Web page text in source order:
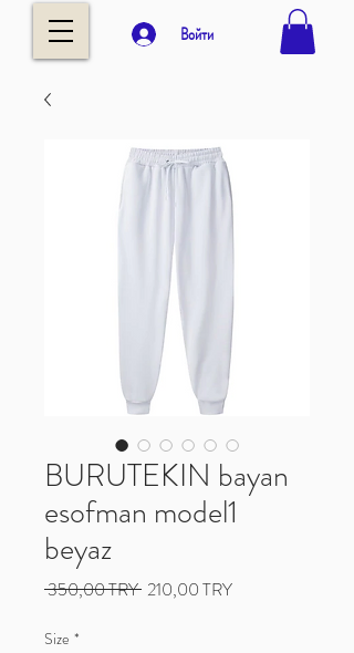
Войти
BURUTEKIN bayan
esofman model1
beyaz
350,00 TRY Обычная
210,00 TRYСпеццена
Size *